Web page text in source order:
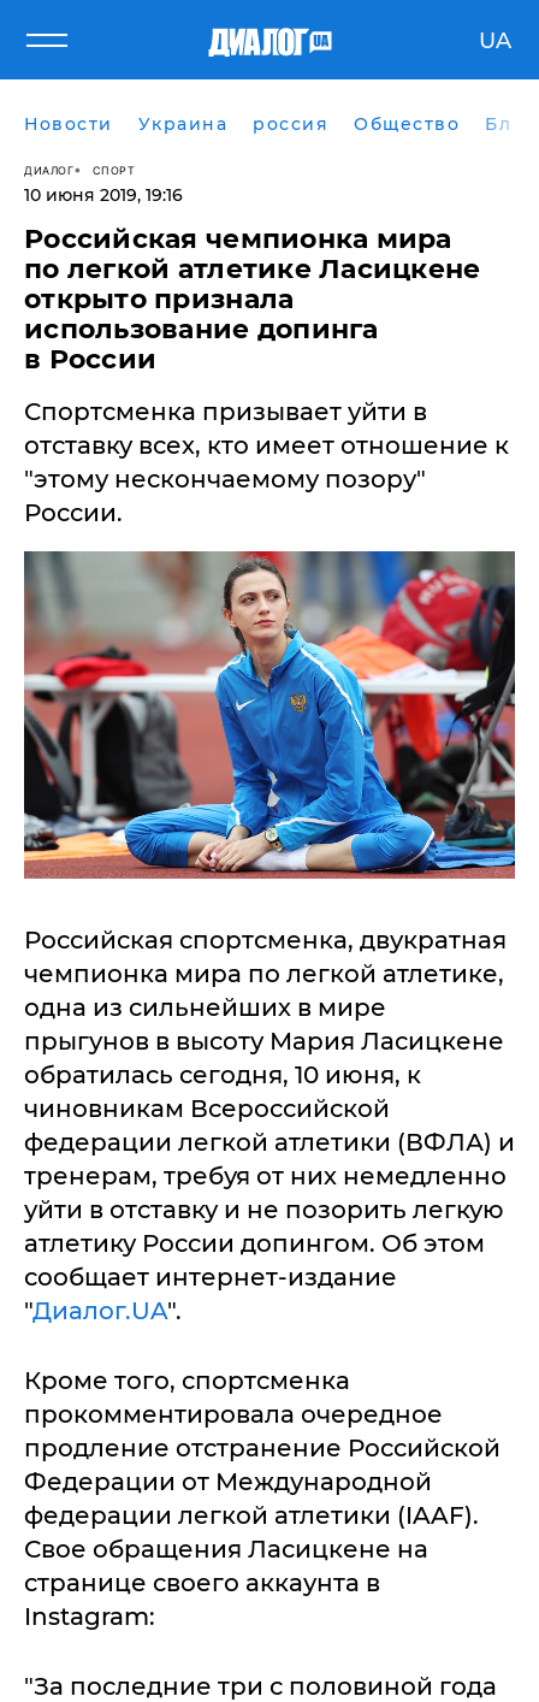
UA
Новости Украина россия Общество
ДИАЛОГ СПОРТ
10 июня 2019, 19:16
Российская чемпионка мира
по легкой атлетике Ласицкене
открыто признала
использование допинга
в России
Спортсменка призывает уйти в
отставку всех, кто имеет отношение к
"этому нескончаемому позору"
России.
Российская спортсменка, двукратная
чемпионка мира по легкой атлетике,
одна из сильнейших в мире
прыгунов в высоту Мария Ласицкене
обратилась сегодня, 10 июня, к
чиновникам Всероссийской
федерации легкой атлетики (ВФЛА) и
тренерам, требуя от них немедленно
уйти в отставку и не позорить легкую
атлетику России допингом. Об этом
сообщает интернет-издание
"Диалог.UA".
Кроме того, спортсменка
прокомментировала очередное
продление отстранение Российской
Федерации от Международной
федерации легкой атлетики (IAAF).
Свое обращения Ласицкене на
странице своего аккаунта в
Instagram:
"За последние три с половиной года